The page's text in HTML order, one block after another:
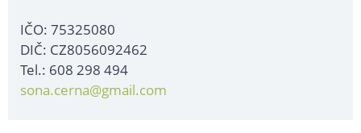
IČO: 75325080
DIČ: CZ8056092462
Tel.: 608 298 494
sona.cerna@gmail.com